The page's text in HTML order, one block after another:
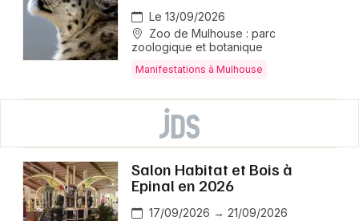
Le 13/09/2026
Zoo de Mulhouse : parc
zoologique et botanique
Manifestations à Mulhouse
Salon Habitat et Bois à
Epinal en 2026
17/09/2026 → 21/09/2026